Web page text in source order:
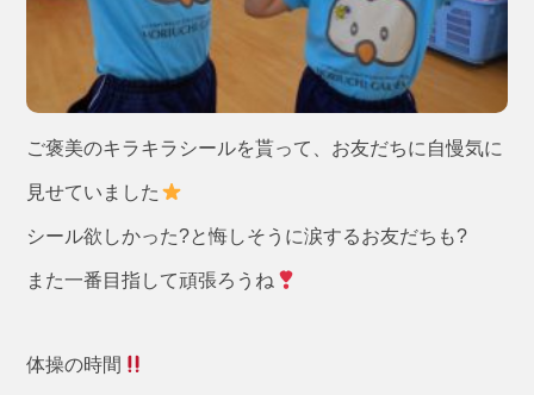
ご褒美のキラキラシールを貰って、お友だちに自慢気に
見せていました
シール欲しかった?と悔しそうに涙するお友だちも?
また一番目指して頑張ろうね
体操の時間